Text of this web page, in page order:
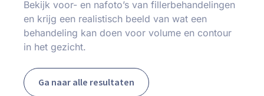
Bekijk voor- en nafoto’s van fillerbehandelingen
en krijg een realistisch beeld van wat een
behandeling kan doen voor volume en contour
in het gezicht.
Ga naar alle resultaten